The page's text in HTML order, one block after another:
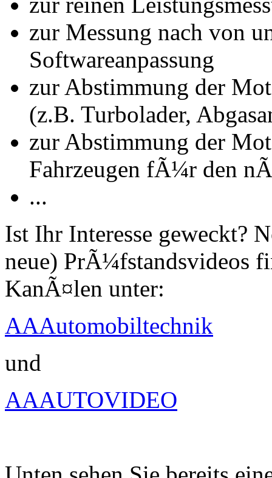
zur Messung nach von
Softwareanpassung
zur Abstimmung der
(z.B. Turbolader,
zur Abstimmung der
Fahrzeugen fÃ¼r den
...
Ist Ihr Interesse geweckt?
neue) PrÃ¼fstandsvideos
KanÃ¤len unter:
AAAutomobiltechnik
und
AAAUTOVIDEO